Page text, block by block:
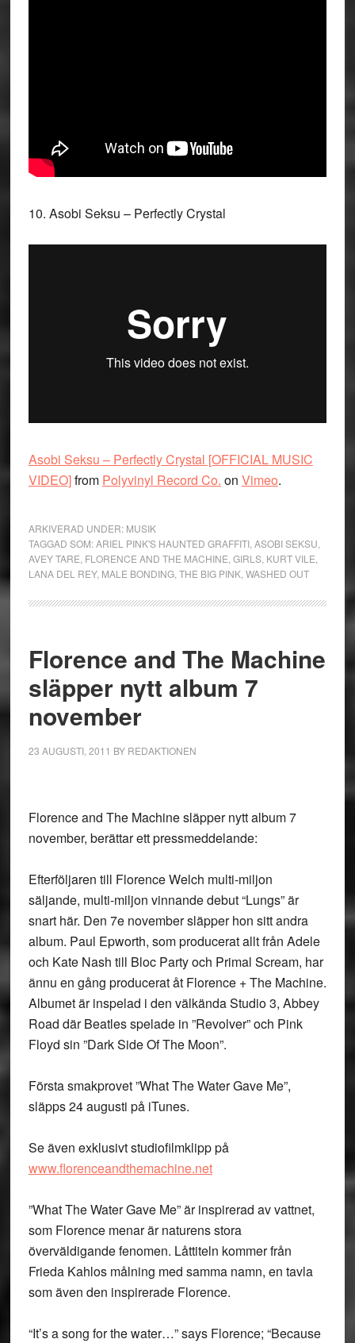
10. Asobi Seksu – Perfectly Crystal
Asobi Seksu – Perfectly Crystal [OFFICIAL MUSIC
VIDEO]from Polyvinyl Record Co. on Vimeo.
ARKIVERAD UNDER: MUSIK
TAGGAD SOM:ARIEL PINK'S HAUNTED GRAFFITI, ASOBI SEKSU
AVEY TARE FLORENCE AND THE MACHINE GIRLS, KURT VILE
LANA DEL REY, MALE BONDING, THE BIG PINK, WASHED OUT
Florence and The Machine
släpper nytt album 7
november
23 AUGUSTI, 2011 BY REDAKTIONEN
Florence and The Machine släpper nytt album 7
november, berättar ett pressmeddelande:
Efterföljaren till Florence Welch multi-miljon
säljande, multi-miljon vinnande debut “Lungs” är
snart här. Den 7e november släpper hon sitt andra
album. Paul Epworth, som producerat allt från Adele
och Kate Nash till Bloc Party och Primal Scream, har
ännu en gång producerat åt Florence + The Machine.
Albumet är inspelad i den välkända Studio 3, Abbey
Road där Beatles spelade in ”Revolver” och Pink
Floyd sin ”Dark Side Of The Moon”.
Första smakprovet ”What The Water Gave Me”,
släpps 24 augusti på iTunes.
Se även exklusivt studiofilmklipp på
www.florenceandthemachine.net
”What The Water Gave Me” är inspirerad av vattnet,
som Florence menar är naturens stora
överväldigande fenomen. Låttiteln kommer från
Frieda Kahlos målning med samma namn, en tavla
som även den inspirerade Florence.
“It’s a song for the water…” says Florence; “Because